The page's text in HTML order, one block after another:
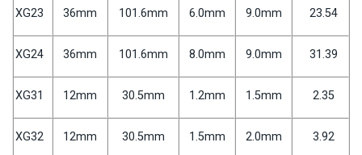
XG23 36mm 101.6mm 6.0mm 9.0mm 23.54
XG24 36mm 101.6mm 8.0mm 9.0mm 31.39
XG31 12mm 30.5mm 1.2mm 1.5mm 2.35
XG32 12mm 30.5mm 1.5mm 2.0mm 3.92